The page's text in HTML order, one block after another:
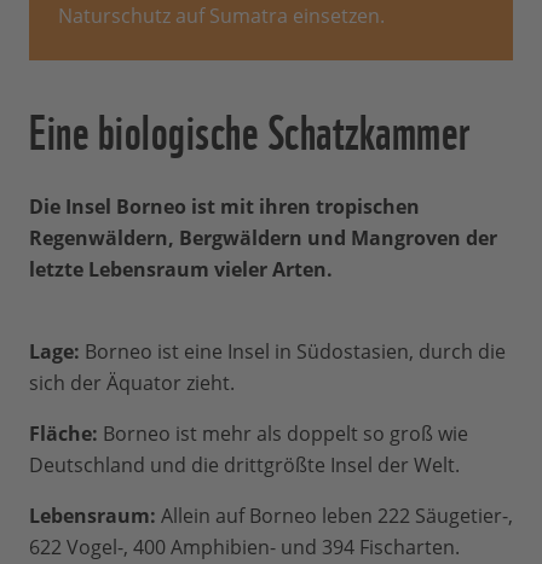
Naturschutz auf Sumatra einsetzen.
Eine biologische Schatzkammer
Die Insel Borneo ist mit ihren tropischen
Regenwäldern, Bergwäldern und Mangroven der
letzte Lebensraum vieler Arten.
Lage: Borneo ist eine Insel in Südostasien, durch die
sich der Äquator zieht.
Fläche: Borneo ist mehr als doppelt so groß wie
Deutschland und die drittgrößte Insel der Welt.
Lebensraum: Allein auf Borneo leben 222 Säugetier-,
622 Vogel-, 400 Amphibien- und 394 Fischarten.